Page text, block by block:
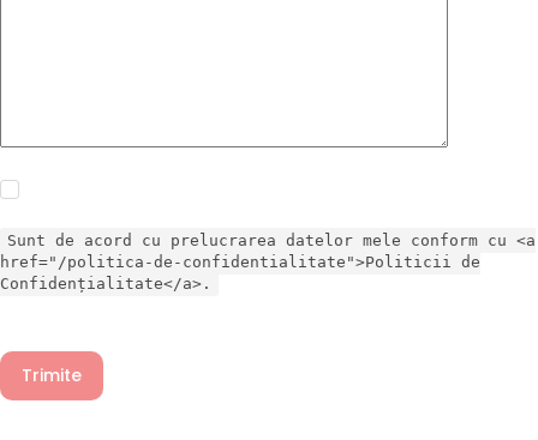
Sunt de acord cu prelucrarea datelor mele conform cu <a
href="/politica-de-confidentialitate">Politicii de
Confidențialitate</a>.
Trimite